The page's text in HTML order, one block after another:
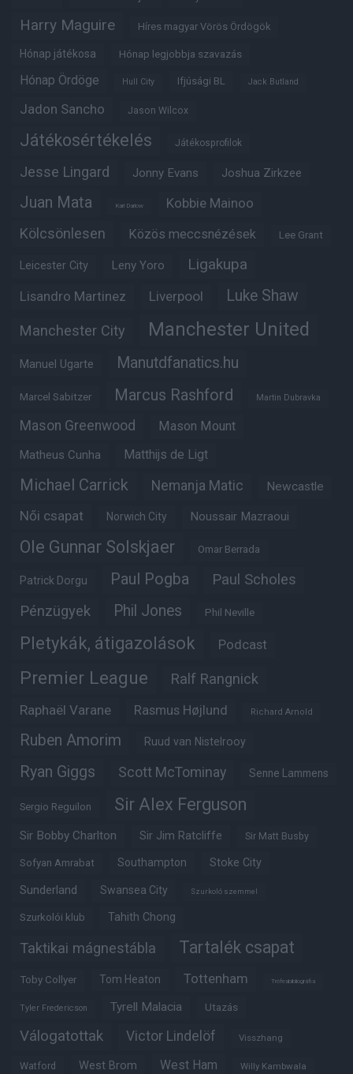
Harry Maguire Híres magyar Vörös Ördögök
Hónap játékosa Hónap legjobbja szavazás
Hónap Ördöge Hull City Ifjúsági BL Jack Butland
Jadon Sancho Jason Wilcox
Játékosértékelés Játékosprofilok
Jesse Lingard Jonny Evans Joshua Zirkzee
Juan Mata Karl Darlow Kobbie Mainoo
Kölcsönlesen Közös meccsnézések Lee Grant
Leicester City Leny Yoro Ligakupa
Lisandro Martinez Liverpool Luke Shaw
Manchester City Manchester United
Manuel Ugarte Manutdfanatics.hu
Marcel Sabitzer Marcus Rashford Martin Dubravka
Mason Greenwood Mason Mount
Matheus Cunha Matthijs de Ligt
Michael Carrick Nemanja Matic Newcastle
Női csapat Norwich City Noussair Mazraoui
Ole Gunnar Solskjaer Omar Berrada
Patrick Dorgu Paul Pogba Paul Scholes
Pénzügyek Phil Jones Phil Neville
Pletykák, átigazolások Podcast
Premier League Ralf Rangnick
Raphaël Varane Rasmus Højlund Richard Arnold
Ruben Amorim Ruud van Nistelrooy
Ryan Giggs Scott McTominay Senne Lammens
Sergio Reguilon Sir Alex Ferguson
Sir Bobby Charlton Sir Jim Ratcliffe Sir Matt Busby
Sofyan Amrabat Southampton Stoke City
Sunderland Swansea City Szurkoló szemmel
Szurkolói klub Tahith Chong
Taktikai mágnestábla Tartalék csapat
Toby Collyer Tom Heaton Tottenham Trófeabibliográfia
Tyler Fredericson Tyrell Malacia Utazás
Válogatottak Victor Lindelöf Visszhang
Watford West Brom West Ham Willy Kambwala